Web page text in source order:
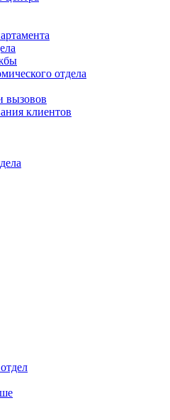
отдела
вызовов
клиентов